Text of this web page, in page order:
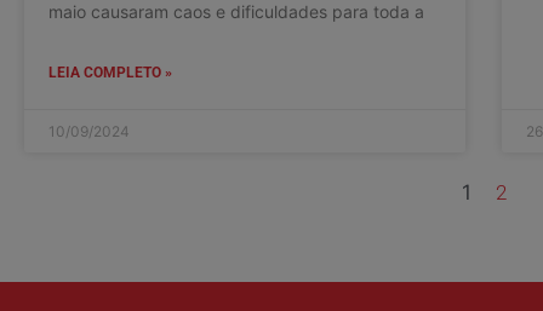
maio causaram caos e dificuldades para toda a
LEIA COMPLETO »
10/09/2024
1 2